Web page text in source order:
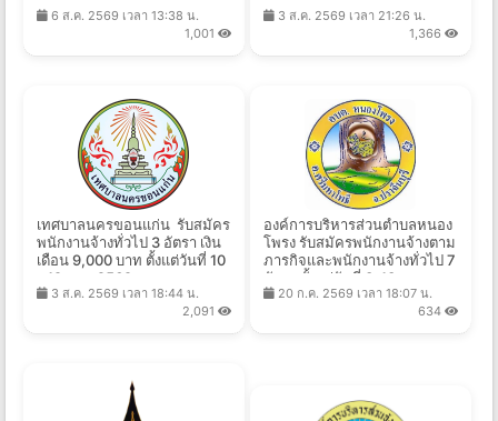
ส.ค. 2569
6 ส.ค. 2569 เวลา 13:38 น.
1,001
3 ส.ค. 2569 เวลา 21:26 น.
1,366
เทศบาลนครขอนแก่น รับสมัคร
พนักงานจ้างทั่วไป 3 อัตรา เงิน
เดือน 9,000 บาท ตั้งแต่วันที่ 10
- 19 ส.ค. 2569
3 ส.ค. 2569 เวลา 18:44 น.
2,091
องค์การบริหารส่วนตำบลหนอง
โพรง รับสมัครพนักงานจ้างตาม
ภารกิจและพนักงานจ้างทั่วไป 7
อัตรา ตั้งแต่วันที่ 3-13 ส.ค.
2569
20 ก.ค. 2569 เวลา 18:07 น.
634